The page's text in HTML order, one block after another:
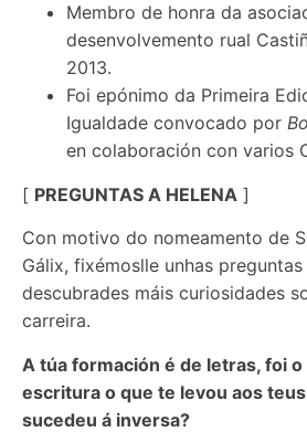
Membro de honra da
desenvolvemento rual
2013.
Foi epónimo da Primeira
Igualdade convocado por
en colaboración con varios
[ PREGUNTAS A HELENA ]
Con motivo do nomeamento de
Gálix, fixémoslle unhas
descubrades máis curiosidades
carreira.
A túa formación é de letras, foi
escritura o que te levou aos
sucedeu á inversa?